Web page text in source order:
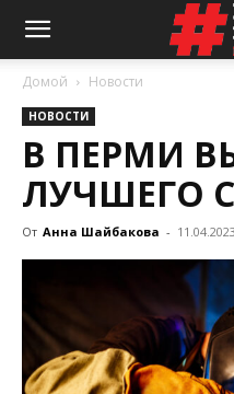
Домой Новости
НОВОСТИ
В ПЕРМИ
ЛУЧШЕГО
От Анна Шайбакова - 11.04.2023